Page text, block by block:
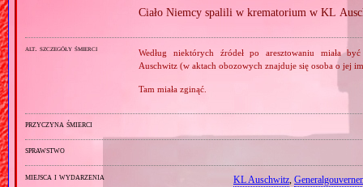
Ciało Niemcy spalili w krematorium w KL
alt. szczegóły śmierci
Według niektórych źródeł po aresztowaniu
Auschwitz (w aktach obozowych znajduje się osoba o jej
Tam miała zginąć.
przyczyna śmierci
sprawstwo
miejsca i wydarzenia KL Auschwitz,